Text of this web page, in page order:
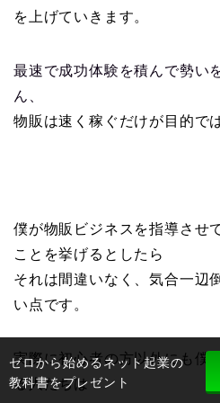
を上げていきます。
最速で成功体験を積んで勢い
ん、
物販は速く稼ぐだけが目的で
僕が物販ビジネスを指導させ
ことを挙げるとしたら
それは間違いなく、気合一辺
い点です。
実際に初心者の方以外にも僕
る人たちは
ゼロから始めるネット起業の
教科書をプレゼント